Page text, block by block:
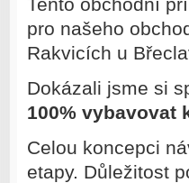
pro našeho
Rakvicích u
Dokázali jsme si
100% vybavovat
Celou koncepci
etapy. Důležitost